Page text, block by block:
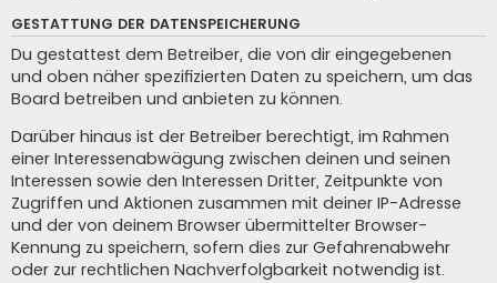
GESTATTUNG DER DATENSPEICHERUNG
Du gestattest dem Betreiber, die von dir eingegebenen
und oben näher spezifizierten Daten zu speichern, um das
Board betreiben und anbieten zu können.
Darüber hinaus ist der Betreiber berechtigt, im Rahmen
einer Interessenabwägung zwischen deinen und seinen
Interessen sowie den Interessen Dritter, Zeitpunkte von
Zugriffen und Aktionen zusammen mit deiner IP-Adresse
und der von deinem Browser übermittelter Browser-
Kennung zu speichern, sofern dies zur Gefahrenabwehr
oder zur rechtlichen Nachverfolgbarkeit notwendig ist.